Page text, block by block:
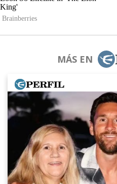
MÁS EN